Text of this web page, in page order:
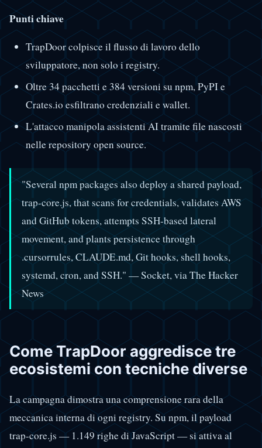
Punti chiave
TrapDoor colpisce il flusso di lavoro dello
sviluppatore, non solo i registry.
Oltre 34 pacchetti e 384 versioni su npm, PyPI e
Crates.io esfiltrano credenziali e wallet.
L'attacco manipola assistenti AI tramite file nascosti
nelle repository open source.
"Several npm packages also deploy a shared payload,
trap-core.js, that scans for credentials, validates AWS
and GitHub tokens, attempts SSH-based lateral
movement, and plants persistence through
.cursorrules, CLAUDE.md, Git hooks, shell hooks,
systemd, cron, and SSH." — Socket, via The Hacker
News
Come TrapDoor aggredisce tre
ecosistemi con tecniche diverse
La campagna dimostra una comprensione rara della
meccanica interna di ogni registry. Su npm, il payload
trap-core.js — 1.149 righe di JavaScript — si attiva al